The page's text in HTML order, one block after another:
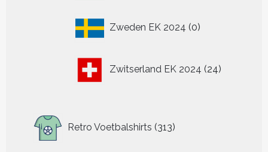
Zweden EK 2024 0
producten
Zwitserland EK 2024 24
producten
Retro Voetbalshirts 313
producten